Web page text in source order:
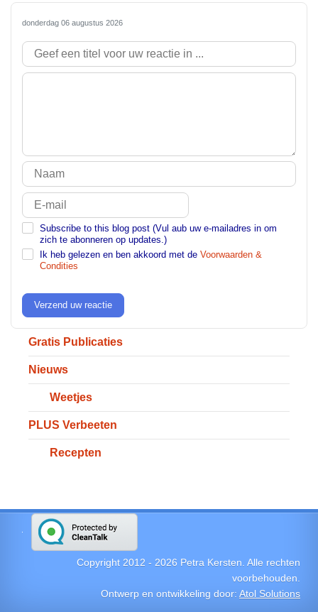
donderdag 06 augustus 2026
Subscribe to this blog post (Vul aub uw e-mailadres in om
zich te abonneren op updates.)
Ik heb gelezen en ben akkoord met de Voorwaarden &
Condities
Verzend uw reactie
Gratis Publicaties
Nieuws
Weetjes
PLUS Verbeeten
Recepten
Copyright 2012 - 2026 Petra Kersten. Alle rechten
voorbehouden.
Ontwerp en ontwikkeling door: Atol Solutions